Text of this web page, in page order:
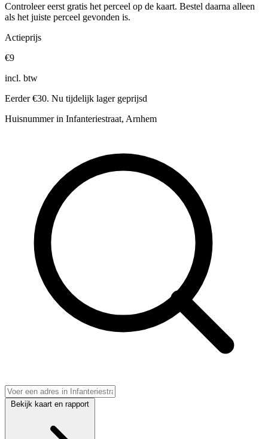
Controleer eerst gratis het perceel op de kaart. Bestel daarna alleen
als het juiste perceel gevonden is.
Actieprijs
€9
incl. btw
Eerder €30. Nu tijdelijk lager geprijsd
Huisnummer in Infanteriestraat, Arnhem
Bekijk kaart en rapport